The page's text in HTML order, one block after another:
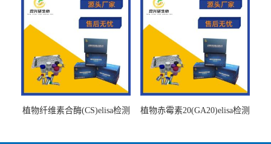
植物纤维素合酶(CS)elisa检测
植物赤霉素20(GA20)elisa检测